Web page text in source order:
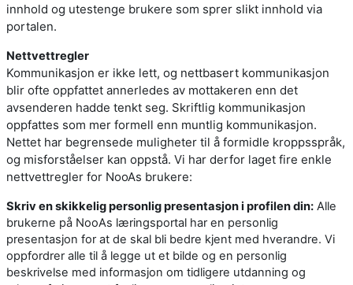
innhold og utestenge brukere som sprer slikt innhold via
portalen.
Nettvettregler
Kommunikasjon er ikke lett, og nettbasert kommunikasjon
blir ofte oppfattet annerledes av mottakeren enn det
avsenderen hadde tenkt seg. Skriftlig kommunikasjon
oppfattes som mer formell enn muntlig kommunikasjon.
Nettet har begrensede muligheter til å formidle kroppsspråk,
og misforståelser kan oppstå. Vi har derfor laget fire enkle
nettvettregler for NooAs brukere:
Skriv en skikkelig personlig presentasjon i profilen din: Alle
brukerne på NooAs læringsportal har en personlig
presentasjon for at de skal bli bedre kjent med hverandre. Vi
oppfordrer alle til å legge ut et bilde og en personlig
beskrivelse med informasjon om tidligere utdanning og